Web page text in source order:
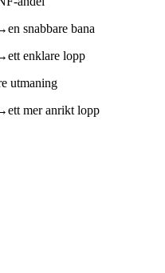
en snabbare bana
ett enklare lopp
utmaning
ett mer anrikt lopp